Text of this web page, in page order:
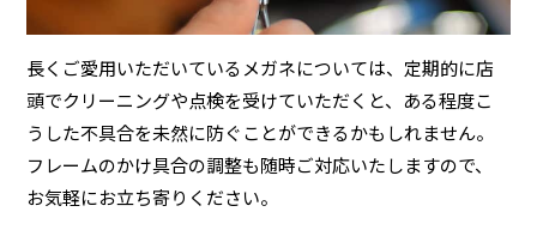
長くご愛用いただいているメガネについては、定期的に店
頭でクリーニングや点検を受けていただくと、ある程度こ
うした不具合を未然に防ぐことができるかもしれません。
フレームのかけ具合の調整も随時ご対応いたしますので、
お気軽にお立ち寄りください。